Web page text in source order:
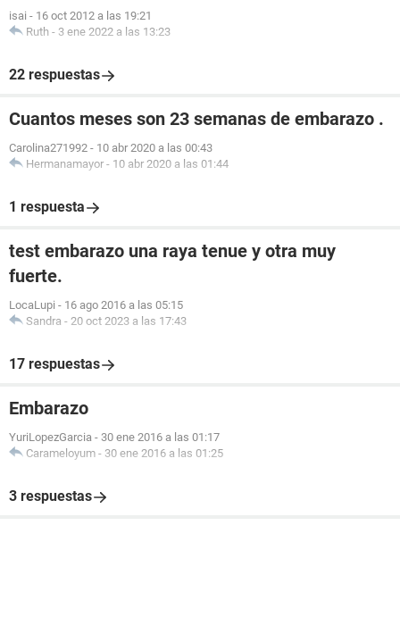
isai - 16 oct 2012 a las 19:21
Ruth - 3 ene 2022 a las 13:23
22 respuestas
Cuantos meses son 23 semanas de embarazo .
Carolina271992 - 10 abr 2020 a las 00:43
Hermanamayor - 10 abr 2020 a las 01:44
1 respuesta
test embarazo una raya tenue y otra muy
fuerte.
LocaLupi - 16 ago 2016 a las 05:15
Sandra - 20 oct 2023 a las 17:43
17 respuestas
Embarazo
YuriLopezGarcia - 30 ene 2016 a las 01:17
Carameloyum - 30 ene 2016 a las 01:25
3 respuestas